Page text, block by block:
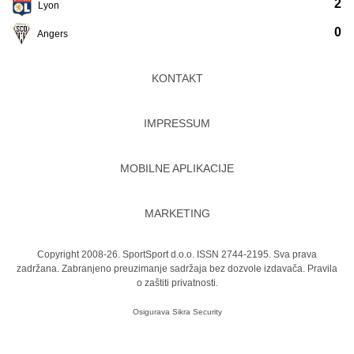
Lyon
Angers
2
0
KONTAKT
IMPRESSUM
MOBILNE APLIKACIJE
MARKETING
Copyright 2008-26. SportSport d.o.o. ISSN 2744-2195. Sva prava
zadržana. Zabranjeno preuzimanje sadržaja bez dozvole izdavača. Pravila
o zaštiti privatnosti.
Osigurava Sikra Security